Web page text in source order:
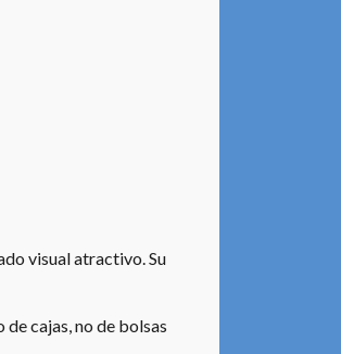
visual atractivo. Su
cajas, no de bolsas